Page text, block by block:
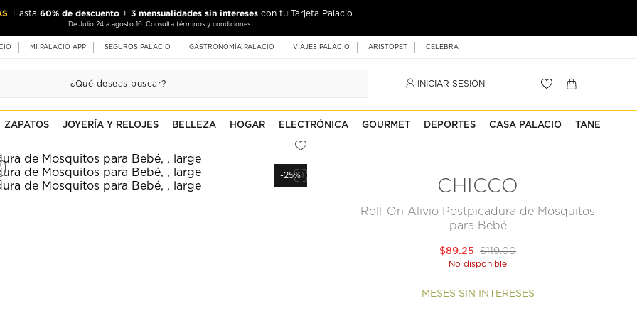
. Hasta 60% de descuento + 3 mensualidades sin intereses con tu Tarjeta Palacio
De Julio 24 a agosto 16. Consulta términos y condiciones
MI PALACIO APP SEGUROS PALACIO GASTRONOMÍA PALACIO VIAJES PALACIO ARISTOPET CELEBRA
INICIAR SESIÓN
ZAPATOS JOYERÍA Y RELOJES BELLEZA HOGAR ELECTRÓNICA GOURMET DEPORTES CASA PALACIO TANE
-25%
CHICCO
Roll-On Alivio Postpicadura de Mosquitos
para Bebé
$119.00
$89.25
No disponible
MESES SIN INTERESES